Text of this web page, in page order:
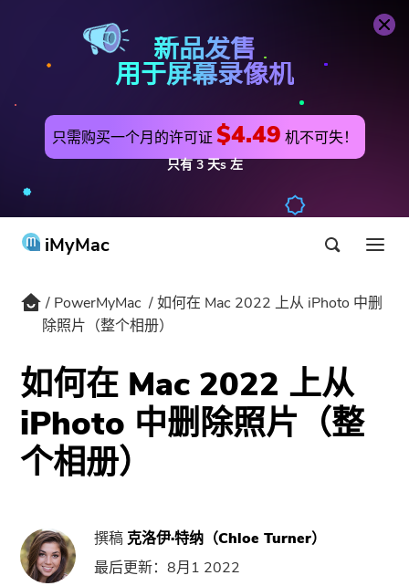
新品发售
用于屏幕录像机
只需购买一个月的许可证$4.49 机不可失！
只有3 天s左
iMyMac
产品与解决方案
最热
门 PowerMyMac
强力卸载
屏幕录影大师
支持
PowerMyMac
PowerMyMac
如何在 Mac 2022 上从 iPhoto 中删
除照片（整个相册）
如何在 Mac 2022 上从
iPhoto 中删除照片（整
个相册）
撰稿克洛伊·特纳（Chloe Turner）
最后更新：8月1 2022